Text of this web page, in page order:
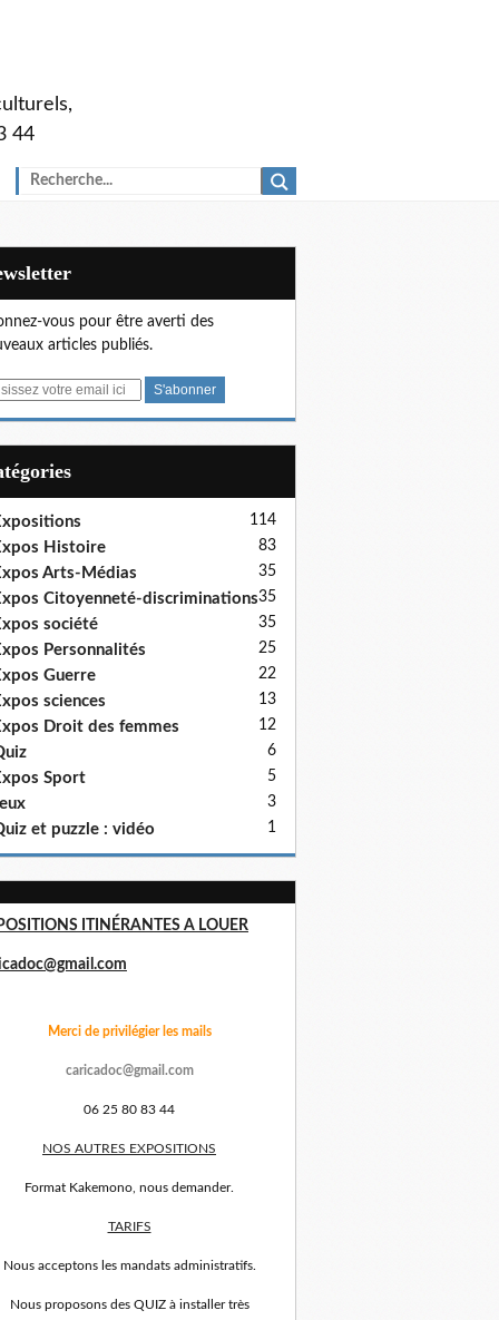
44
vous pour être averti des
articles publiés.
114
Histoire 83
Arts-Médias 35
Citoyenneté-discriminations35
société 35
Personnalités 25
Guerre 22
sciences 13
Droit des femmes 12
6
Sport 5
3
et puzzle : vidéo 1
ITINÉRANTES A LOUER
Merci de privilégier les mails
caricadoc@gmail.com
06 25 80 83 44
NOS AUTRES EXPOSITIONS
Format Kakemono, nous demander.
TARIFS
Nous acceptons les mandats administratifs.
Nous proposons des QUIZ à installer très